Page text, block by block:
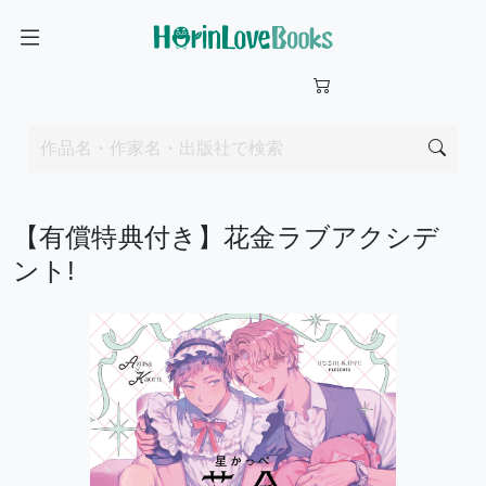
【有償特典付き】花金ラブアクシデ
ント!